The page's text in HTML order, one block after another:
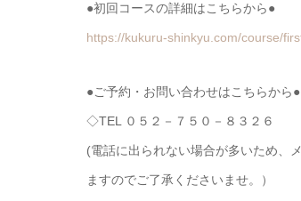
●初回コースの詳細はこちらから●
https://kukuru-shinkyu.com/course/
●ご予約・お問い合わせはこちらから●
◇TEL ０５２－７５０－８３２６
(電話に出られない場合が多いため、
ますのでご了承くださいませ。）